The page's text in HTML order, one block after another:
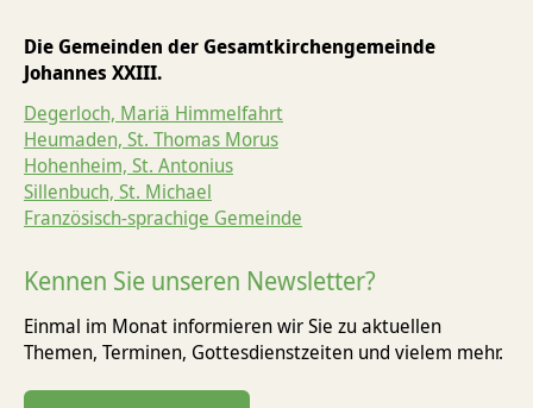
Die Gemeinden der Gesamtkirchengemeinde
Johannes XXIII.
Degerloch, Mariä Himmelfahrt
Heumaden, St. Thomas Morus
Hohenheim, St. Antonius
Sillenbuch, St. Michael
Französisch-sprachige Gemeinde
Kennen Sie unseren Newsletter?
Einmal im Monat informieren wir Sie zu aktuellen
Themen, Terminen, Gottesdienst­zeiten und vielem mehr.